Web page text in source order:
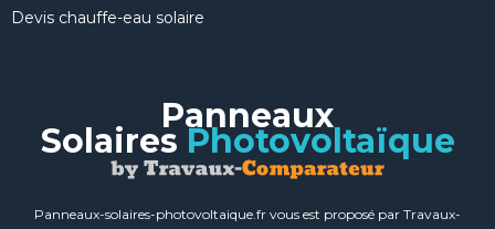
Devis chauffe-eau solaire
Panneaux
Solaires Photovoltaïque
Panneaux-solaires-photovoltaique.fr vous est proposé par Travaux-